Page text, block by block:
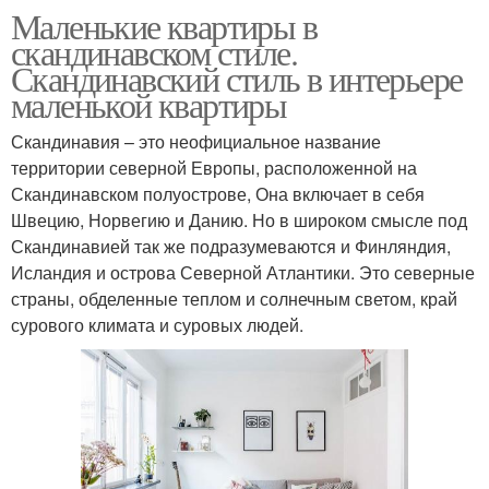
Маленькие квартиры в
скандинавском стиле.
Скандинавский стиль в интерьере
маленькой квартиры
Скандинавия – это неофициальное название
территории северной Европы, расположенной на
Скандинавском полуострове, Она включает в себя
Швецию, Норвегию и Данию. Но в широком смысле под
Скандинавией так же подразумеваются и Финляндия,
Исландия и острова Северной Атлантики. Это северные
страны, обделенные теплом и солнечным светом, край
сурового климата и суровых людей.